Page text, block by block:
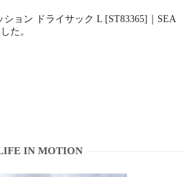
ョン ドライサック L [ST83365]｜SEA
た。
IN MOTION